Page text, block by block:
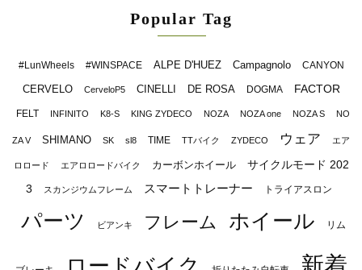
Popular Tag
#LunWheels #WINSPACE ALPE D'HUEZ Campagnolo CANYON
CERVELO CerveloP5 CINELLI DE ROSA DOGMA FACTOR
FELT INFINITO K8-S KING ZYDECO NOZA NOZA one NOZA S NO
ZA V SHIMANO SK sl8 TIME TTバイク ZYDECO ウェア エア
ロロード エアロロードバイク カーボンホイール
サイクルモード 202
3
スカンジウムフレーム スマートトレーナー トライアスロン
パーツ ビアンキ フレーム ホイール リム